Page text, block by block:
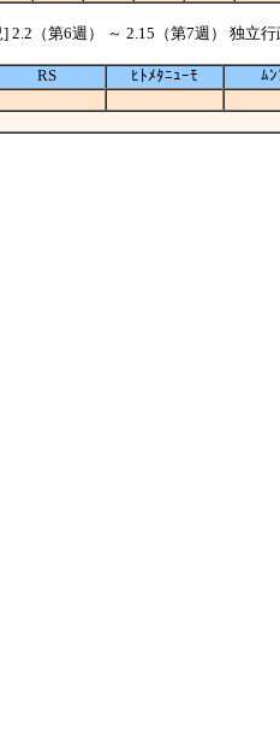
2.2（第6週） ～ 2.15（第7週） 独立
RS ﾋﾄﾒﾀﾆｭｰﾓ
ﾑ